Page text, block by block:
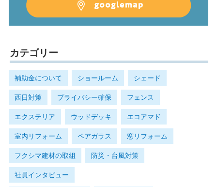
カテゴリー
補助金について ショールーム シェード
西日対策 プライバシー確保 フェンス
エクステリア ウッドデッキ エコアマド
室内リフォーム ペアガラス 窓リフォーム
フクシマ建材の取組
社員インタビュー
防災・台風対策